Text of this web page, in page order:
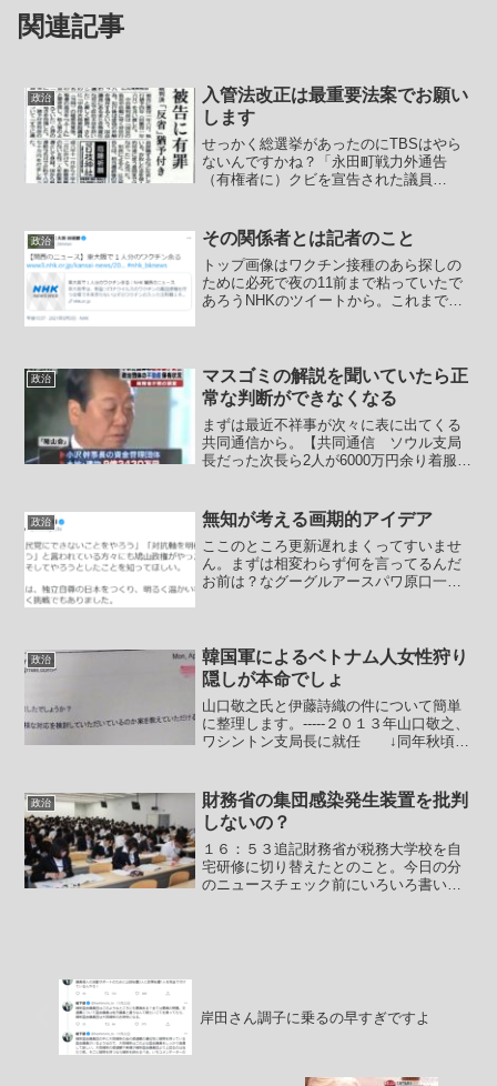
関連記事
政治
入管法改正は最重要法案でお願い
します
せっかく総選挙があったのにTBSはやら
ないんですかね？「永田町戦力外通告
（有権者に）クビを宣告された議員
しなかったことにしたい立民の基本方針
に従った発言をしただけなの...
政治 その関係者とは記者のこと
トップ画像はワクチン接種のあら探しの
ために必死で夜の11前まで粘っていたで
あろうNHKのツイートから。これまでの
大...
政治
マスゴミの解説を聞いていたら正
常な判断ができなくなる
まずは最近不祥事が次々に表に出てくる
共同通信から。【共同通信 ソウル支局
長だった次長ら2人が6000万円余り着服
合わせて6000万円余りを着服していたこ
とが分かり、...
政治 無知が考える画期的アイデア
ここのところ更新遅れまくってすいませ
ん。まずは相変わらず何を言ってるんだ
お前は？なグーグルアースパワ原口一博
われてい...
政治
韓国軍によるベトナム人女性狩り
隠しが本命でしょ
山口敬之氏と伊藤詩織の件について簡単
に整理します。-----２０１３年山口敬之、
ワシントン支局長に就任 ↓同年秋頃ニ
チ ↓２０１５年３月山口が米国の公文
書から韓国軍...
政治
財務省の集団感染発生装置を批判
しないの？
１６：５３追記財務省が税務大学校を自
宅研修に切り替えたとのこと。今日の分
のニュースチェック前にいろいろ書いた
岸田さん調子に乗るの早すぎですよ